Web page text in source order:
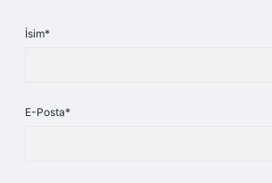
İsim*
E-Posta*